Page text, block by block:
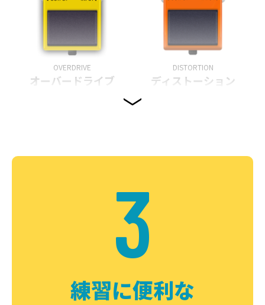
OVERDRIVE
オーバードライブ
DISTORTION
ディストーション
3
練習に便利な